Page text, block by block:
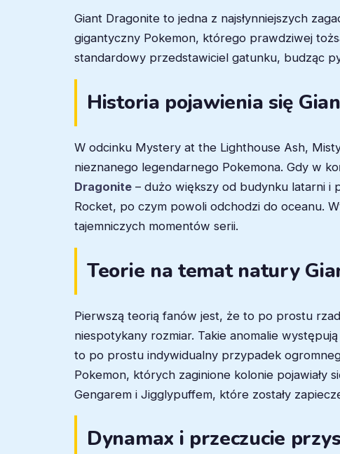
Giant Dragonite to jedna z najsłynniejszych
gigantyczny Pokemon, którego prawdziwej
standardowy przedstawiciel gatunku, budząc
Historia pojawienia się
W odcinku Mystery at the Lighthouse Ash,
nieznanego legendarnego Pokemona. Gdy w
Dragonite – dużo większy od budynku latarni i
Rocket, po czym powoli odchodzi do oceanu.
tajemniczych momentów serii.
Teorie na temat natury
Pierwszą teorią fanów jest, że to po prostu
niespotykany rozmiar. Takie anomalie
to po prostu indywidualny przypadek
Pokemon, których zaginione kolonie pojawiały
Gengarem i Jigglypuffem, które zostały
Dynamax i przeczucie